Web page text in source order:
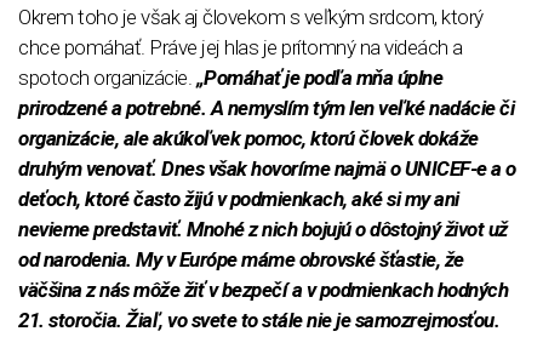
Okrem toho je však aj človekom s veľkým srdcom, ktorý
chce pomáhať. Práve jej hlas je prítomný na videách a
spotoch organizácie. „Pomáhať je podľa mňa úplne
prirodzené a potrebné. A nemyslím tým len veľké nadácie či
organizácie, ale akúkoľvek pomoc, ktorú človek dokáže
druhým venovať. Dnes však hovoríme najmä o UNICEF-e a o
deťoch, ktoré často žijú v podmienkach, aké si my ani
nevieme predstaviť. Mnohé z nich bojujú o dôstojný život už
od narodenia. My v Európe máme obrovské šťastie, že
väčšina z nás môže žiť v bezpečí a v podmienkach hodných
21. storočia. Žiaľ, vo svete to stále nie je samozrejmosťou.